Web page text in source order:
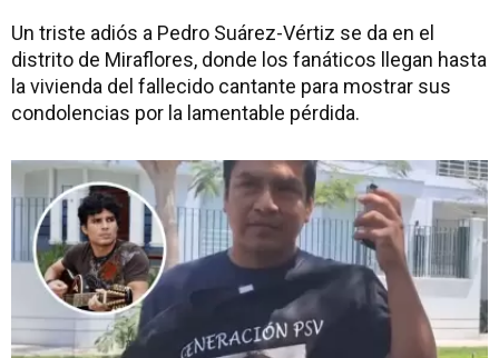
Un triste adiós a Pedro Suárez-Vértiz se da en el
distrito de Miraflores, donde los fanáticos llegan hasta
la vivienda del fallecido cantante para mostrar sus
condolencias por la lamentable pérdida.